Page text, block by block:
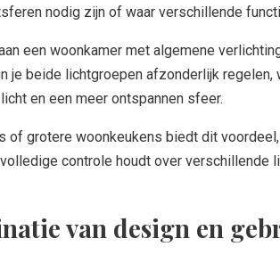
nodig zijn of waar verschillende
een woonkamer met algemene
je beide lichtgroepen afzonderlijk regelen,
en een meer ontspannen sfeer.
of grotere woonkeukens biedt dit
controle houdt over verschillende
van design en